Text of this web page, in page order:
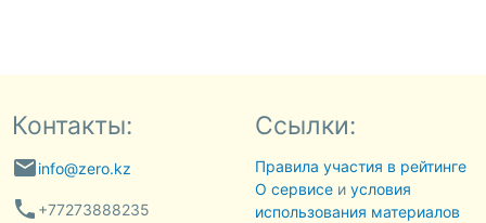
Контакты:
emailinfo@zero.kz
phone +77273888235
Ссылки:
Правила участия в рейтинге
О сервисеи условия
использования материалов